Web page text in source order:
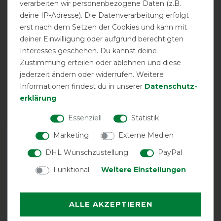
EXCELLENT
Horseware Amigo Ripstop
Product Reviews
2
5/5
verarbeiten wir personenbezogene Daten (z.B.
deine IP-Adresse). Die Datenverarbeitung erfolgt
erst nach dem Setzen der Cookies und kann mit
deiner Einwilligung oder aufgrund berechtigten
Interesses geschehen. Du kannst deine
Zustimmung erteilen oder ablehnen und diese
jederzeit ändern oder widerrufen. Weitere
Informationen findest du in unserer Daten­schutz­
erklärung.
Essenziell
Statistik
Marketing
Externe Medien
DHL Wunschzustellung
PayPal
Funktional
Weitere Einstellungen
ALLE AKZEPTIEREN